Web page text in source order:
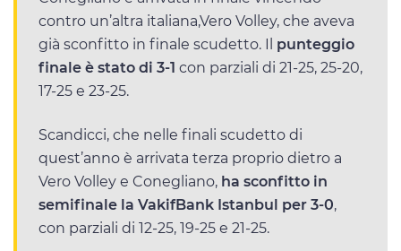
contro un’altra italiana,Vero Volley, che aveva
già sconfitto in finale scudetto. Il punteggio
finale è stato di 3-1 con parziali di 21-25, 25-20,
17-25 e 23-25.
Scandicci, che nelle finali scudetto di
quest’anno è arrivata terza proprio dietro a
Vero Volley e Conegliano, ha sconfitto in
semifinale la VakifBank Istanbul per 3-0,
con parziali di 12-25, 19-25 e 21-25.